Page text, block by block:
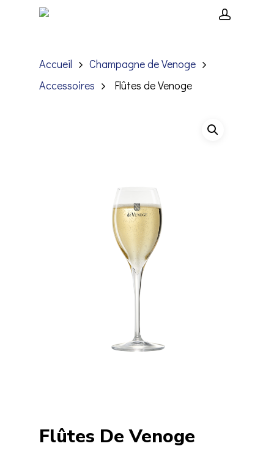
Accueil
Champagne de Venoge
Accessoires
Flûtes de Venoge
Flûtes De Venoge